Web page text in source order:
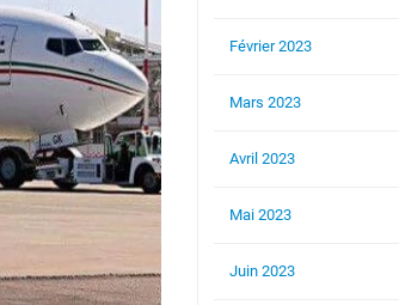
Février 2023
Mars 2023
Avril 2023
Mai 2023
Juin 2023